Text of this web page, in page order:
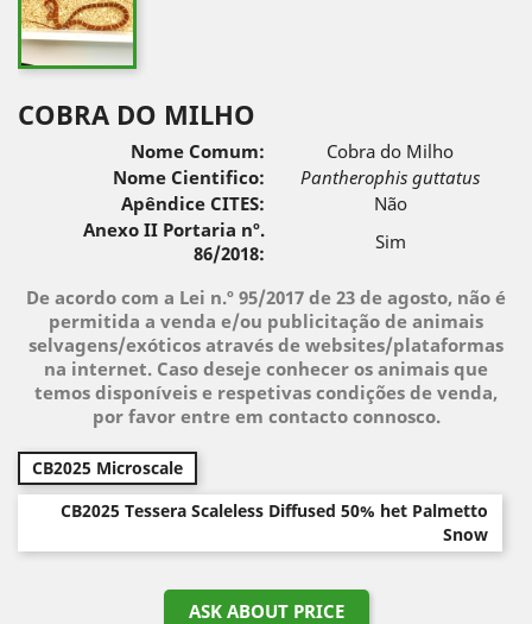
COBRA DO MILHO
Nome Comum:
Cobra do Milho
Nome Cientifico:
Pantherophis guttatus
Apêndice CITES:
Não
Anexo II Portaria nº.
86/2018:
Sim
De acordo com a Lei n.º 95/2017 de 23 de agosto, não é
permitida a venda e/ou publicitação de animais
selvagens/exóticos através de websites/plataformas
na internet. Caso deseje conhecer os animais que
temos disponíveis e respetivas condições de venda,
por favor entre em contacto connosco.
CB2025 Microscale
CB2025 Tessera Scaleless Diffused 50% het Palmetto
Snow
ASK ABOUT PRICE